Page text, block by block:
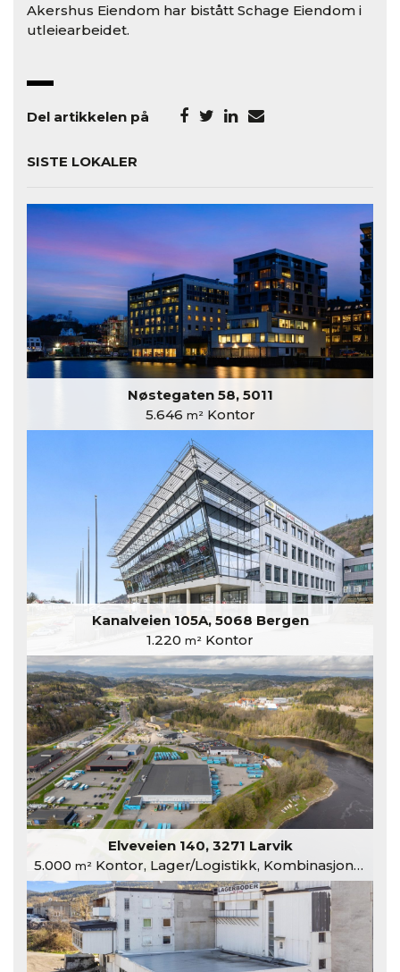
Akershus Eiendom har bistått Schage Eiendom i
utleiearbeidet.
Del artikkelen på
SISTE LOKALER
Nøstegaten 58, 5011
5.646 m²Kontor
Kanalveien 105A, 5068 Bergen
1.220 m² Kontor
Elveveien 140, 3271 Larvik
5.000 m²Kontor, Lager/Logistikk, Kombinasjonslokaler